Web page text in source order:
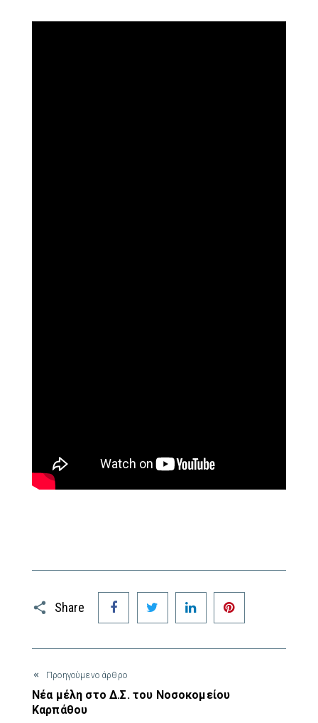
Share
Facebook Twitter LinkedIn
Προηγούμενο άρθρο
Νέα μέλη στο Δ.Σ. του Νοσοκομείου
Καρπάθου